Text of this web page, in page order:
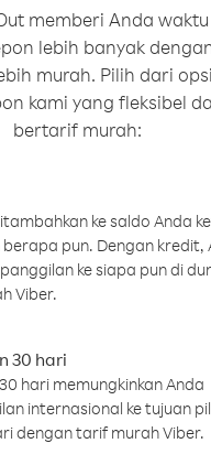
memberi Anda waktu
lebih banyak
murah. Pilih dari opsi
kami yang fleksibel
bertarif murah:
ke saldo Anda
pun. Dengan kredit,
ke siapa pun di
Viber.
30 hari
hari memungkinkan Anda
internasional ke tujuan
dengan tarif murah Viber.